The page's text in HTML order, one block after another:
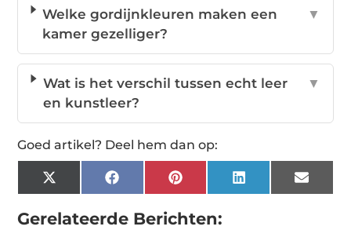
Welke gordijnkleuren maken een
kamer gezelliger?
▼
Wat is het verschil tussen echt leer
en kunstleer?
▼
Goed artikel? Deel hem dan op:
X
(Twitter)
FacebookPinterestLinkedInEmail
Gerelateerde Berichten: